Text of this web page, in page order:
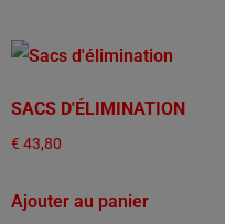
SACS D'ÉLIMINATION
€ 43,80
Ajouter au panier